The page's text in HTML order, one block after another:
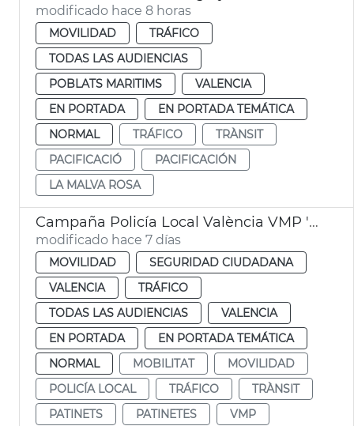
modificado hace 8 horas
MOVILIDAD
TRÁFICO
TODAS LAS AUDIENCIAS
POBLATS MARITIMS
VALENCIA
EN PORTADA
EN PORTADA TEMÁTICA
NORMAL
TRÁFICO
TRÀNSIT
PACIFICACIÓ
PACIFICACIÓN
LA MALVA ROSA
Campaña Policía Local València VMP 'Conecta con la vía'
modificado hace 7 días
MOVILIDAD
SEGURIDAD CIUDADANA
VALENCIA
TRÁFICO
TODAS LAS AUDIENCIAS
VALENCIA
EN PORTADA
EN PORTADA TEMÁTICA
NORMAL
MOBILITAT
MOVILIDAD
POLICÍA LOCAL
TRÁFICO
TRÀNSIT
PATINETS
PATINETES
VMP